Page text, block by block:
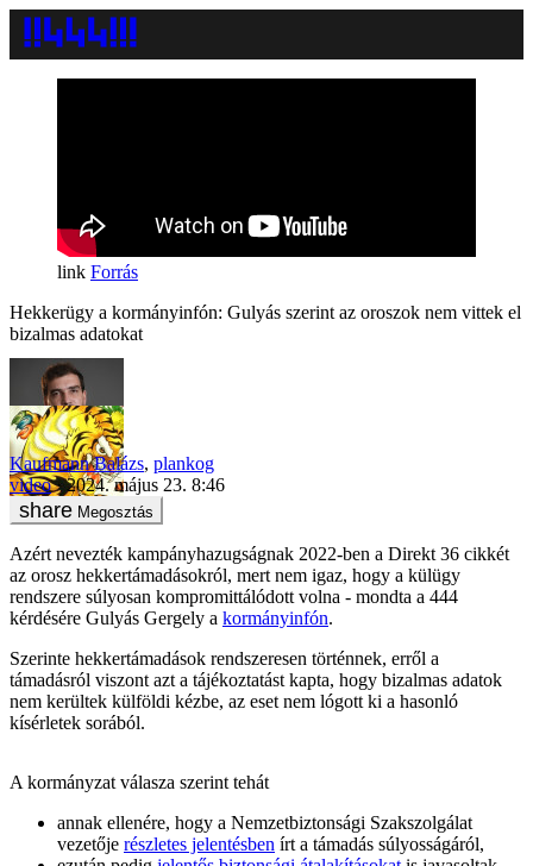
Forrás
Hekkerügy a kormányinfón: Gulyás szerint az oroszok nem vittek el
bizalmas adatokat
Kaufmann Balázs, plankog
video
2024. május 23. 8:46
Megosztás
Azért nevezték kampányhazugságnak 2022-ben a Direkt 36 cikkét
az orosz hekkertámadásokról, mert nem igaz, hogy a külügy
rendszere súlyosan kompromittálódott volna - mondta a 444
kérdésére Gulyás Gergely a kormányinfón.
Szerinte hekkertámadások rendszeresen történnek, erről a
támadásról viszont azt a tájékoztatást kapta, hogy bizalmas adatok
nem kerültek külföldi kézbe, az eset nem lógott ki a hasonló
kísérletek sorából.
A kormányzat válasza szerint tehát
annak ellenére, hogy a Nemzetbiztonsági Szakszolgálat
vezetője részletes jelentésben írt a támadás súlyosságáról,